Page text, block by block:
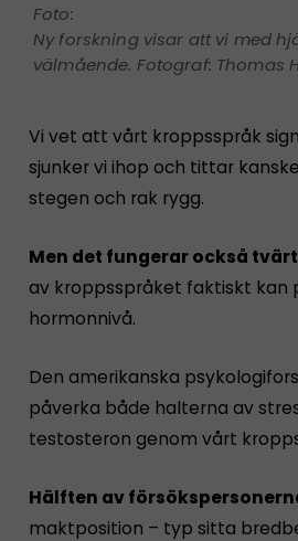
Ny forskning visar att vi med
välmående. Fotograf: Thomas
Vi vet att vårt kroppsspråk
sjunker vi ihop och tittar
stegen och rak rygg.
Men det fungerar också
av kroppsspråket faktiskt kan
hormonnivå.
Den amerikanska
påverka både halterna av
testosteron genom vårt
Hälften av
maktposition – typ sitta